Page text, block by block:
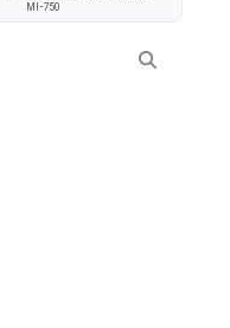
MI-750